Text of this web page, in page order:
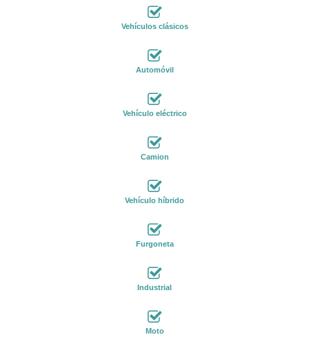
Vehículos clásicos
Automóvil
Vehículo eléctrico
Camion
Vehículo híbrido
Furgoneta
Industrial
Moto